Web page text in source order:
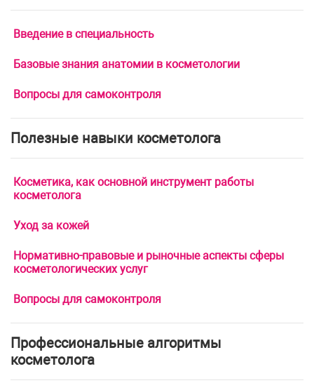
Введение в специальность
Базовые знания анатомии в косметологии
Вопросы для самоконтроля
Полезные навыки косметолога
Косметика, как основной инструмент работы
косметолога
Уход за кожей
Нормативно-правовые и рыночные аспекты сферы
косметологических услуг
Вопросы для самоконтроля
Профессиональные алгоритмы
косметолога